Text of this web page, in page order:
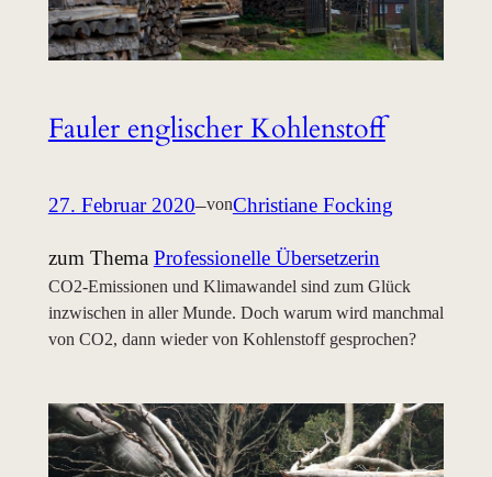
Fauler englischer Kohlenstoff
27. Februar 2020–vonChristiane Focking
zum Thema Professionelle Übersetzerin
CO2-Emissionen und Klimawandel sind zum Glück
inzwischen in aller Munde. Doch warum wird manchmal
von CO2, dann wieder von Kohlenstoff gesprochen?